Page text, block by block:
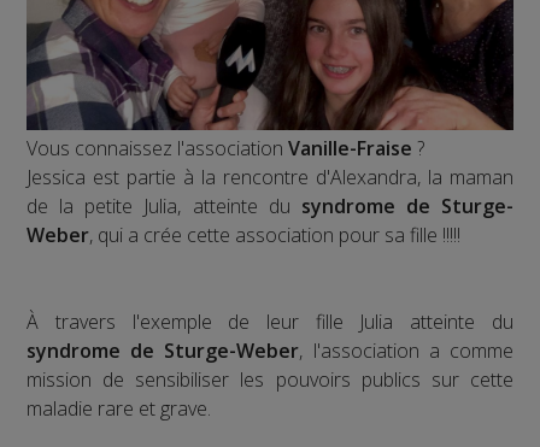
Vous connaissez l'associationVanille-Fraise ?
Jessica est partie à la rencontre d'Alexandra, la maman
de la petite Julia, atteinte du syndrome de Sturge-
Weber, qui a crée cette association pour sa fille !!!!!
À travers l'exemple de leur fille Julia atteinte du
syndrome de Sturge-Weber, l'association a comme
mission de sensibiliser les pouvoirs publics sur cette
maladie rare et grave.